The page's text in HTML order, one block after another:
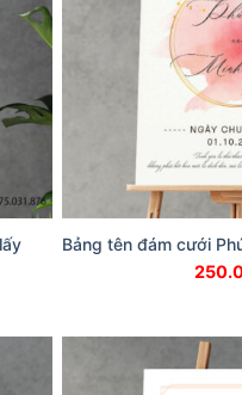
Bảng tên đám cưới